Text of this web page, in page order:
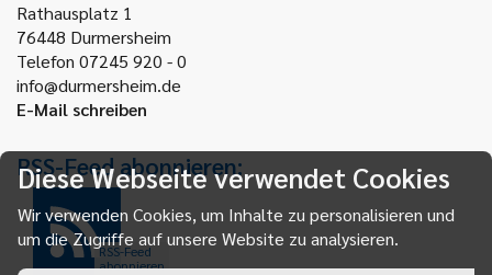
Rathausplatz 1
76448 Durmersheim
Telefon 07245 920 - 0
info@durmersheim.de
E-Mail schreiben
RSS-Feed abonnieren:
RSS-Feed
abonnieren
Diese Webseite verwendet Cookies
Wir verwenden Cookies, um Inhalte zu personalisieren und
um die Zugriffe auf unsere Website zu analysieren.